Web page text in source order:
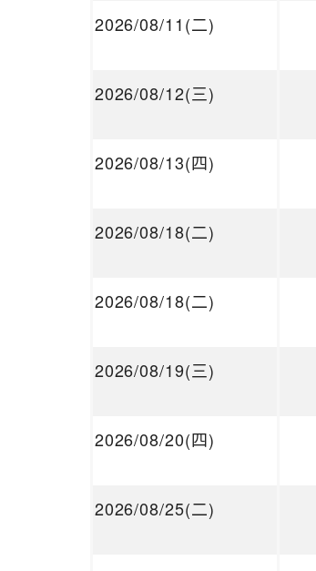
2026/08/11(二)
2026/08/12(三)
2026/08/13(四)
2026/08/18(二)
2026/08/18(二)
2026/08/19(三)
2026/08/20(四)
2026/08/25(二)